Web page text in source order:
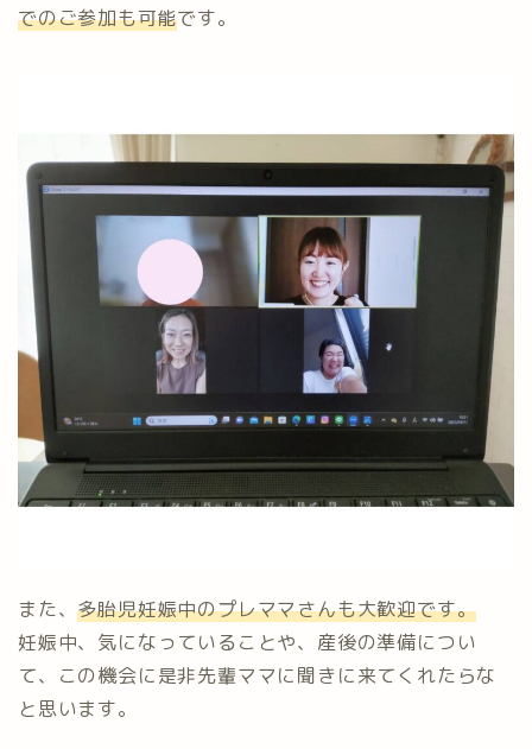
でのご参加も可能です。
また、多胎児妊娠中のプレママさんも大歓迎です。
妊娠中、気になっていることや、産後の準備につい
て、この機会に是非先輩ママに聞きに来てくれたらな
と思います。